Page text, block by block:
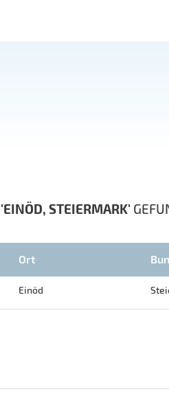
'EINÖD, STEIERMARK'
Ort
Einöd